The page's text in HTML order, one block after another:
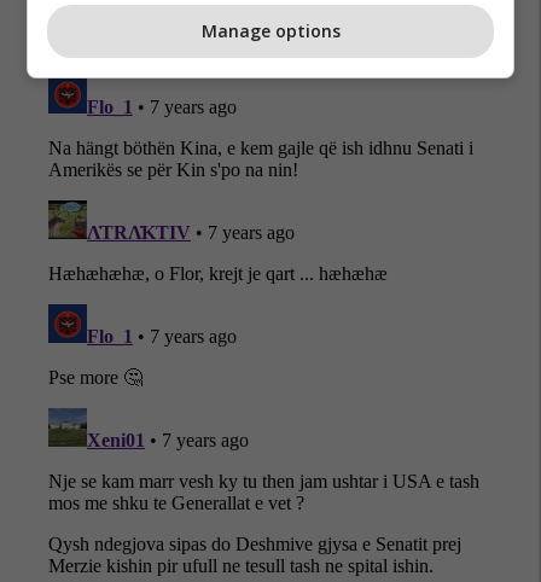
Manage options